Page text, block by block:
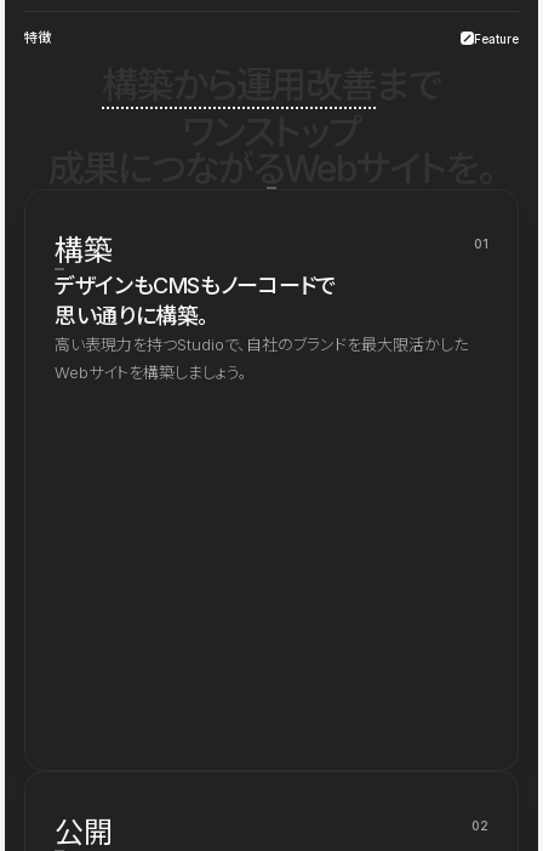
特徴 Feature
構築 01
デザインもCMSもノーコードで
思い通りに構築。
高い表現力を持つStudioで、自社のブランドを最大限活かした
Webサイトを構築しましょう。
公開 02